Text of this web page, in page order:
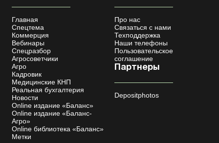
Главная
Спецтема
Коммерция
Вебинары
Спецразбор
Агросоветчики
Агро
Кадровик
Медицинские КНП
Реальная бухгалтерия
Новости
Online издание «Баланс»
Online издание «Баланс-
Агро»
Online библиотека «Баланс»
Метки
Про нас
Связаться с нами
Техподдержка
Наши телефоны
Пользовательское
соглашение
Партнеры
Depositphotos